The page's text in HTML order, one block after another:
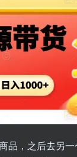
品，之后去另